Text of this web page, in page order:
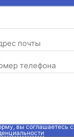
вы соглашаетесь с